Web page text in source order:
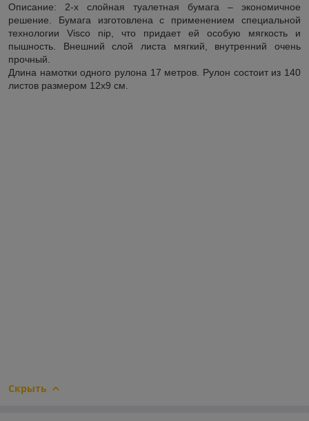
Описание: 2-x слойная туалетная бумага – экономичное
решение. Бумага изготовлена с применением специальной
технологии Visco nip, что придает ей особую мягкость и
пышность. Внешний слой листа мягкий, внутренний очень
прочный.
Длина намотки одного рулона 17 метров. Рулон состоит из 140
листов размером 12х9 см.
Скрыть